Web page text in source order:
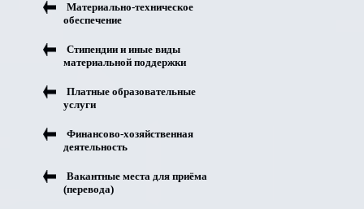
Материально-техническое
обеспечение
Стипендии и иные виды
материальной поддержки
Платные образовательные
услуги
Финансово-хозяйственная
деятельность
Вакантные места для приёма
(перевода)